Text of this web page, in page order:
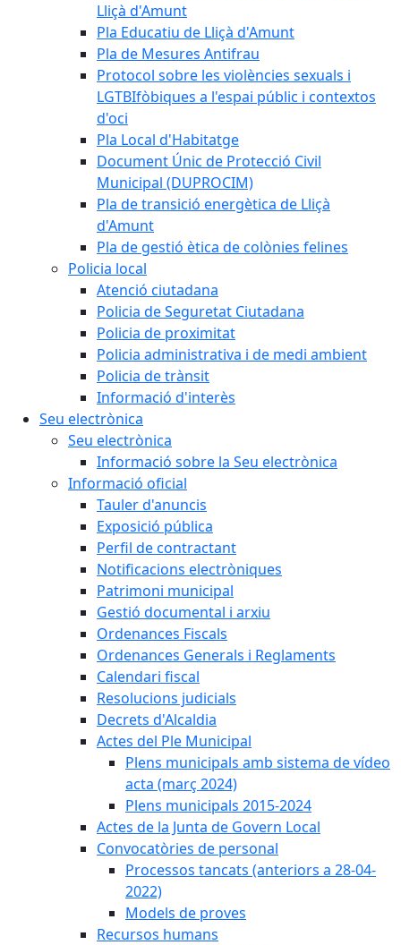
Lliçà d'Amunt
Pla Educatiu de Lliçà d'Amunt
Pla de Mesures Antifrau
Protocol sobre les violències sexuals i
LGTBIfòbiques a l'espai públic i contextos
d'oci
Pla Local d'Habitatge
Document Únic de Protecció Civil
Municipal (DUPROCIM)
Pla de transició energètica de Lliçà
d'Amunt
Pla de gestió ètica de colònies felines
Policia local
Atenció ciutadana
Policia de Seguretat Ciutadana
Policia de proximitat
Policia administrativa i de medi ambient
Policia de trànsit
Informació d'interès
Seu electrònica
Seu electrònica
Informació sobre la Seu electrònica
Informació oficial
Tauler d'anuncis
Exposició pública
Perfil de contractant
Notificacions electròniques
Patrimoni municipal
Gestió documental i arxiu
Ordenances Fiscals
Ordenances Generals i Reglaments
Calendari fiscal
Resolucions judicials
Decrets d'Alcaldia
Actes del Ple Municipal
Plens municipals amb sistema de vídeo
acta (març 2024)
Plens municipals 2015-2024
Actes de la Junta de Govern Local
Convocatòries de personal
Processos tancats (anteriors a 28-04-
2022)
Models de proves
Recursos humans